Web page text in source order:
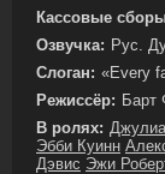
Кассовые
Озвучка: Рус.
Слоган: «Every
Режиссёр: Барт
В ролях:
Эбби Куинн
Дэвис Эжи